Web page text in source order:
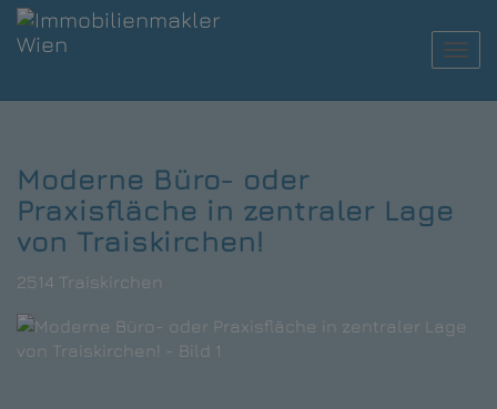
Moderne Büro- oder
Praxisfläche in zentraler Lage
von Traiskirchen!
2514 Traiskirchen